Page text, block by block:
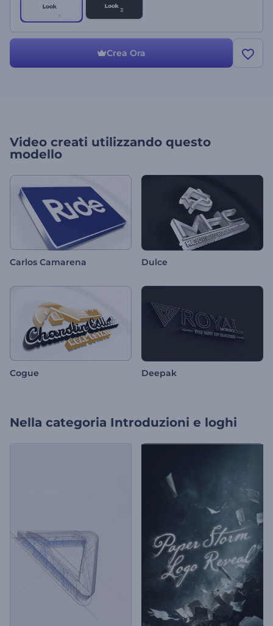
Crea Ora
Video creati utilizzando questo
modello
Carlos Camarena Dulce
Cogue Deepak
Nella categoria Introduzioni e loghi